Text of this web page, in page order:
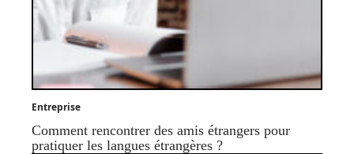
Entreprise
Comment rencontrer des amis étrangers pour
pratiquer les langues étrangères ?